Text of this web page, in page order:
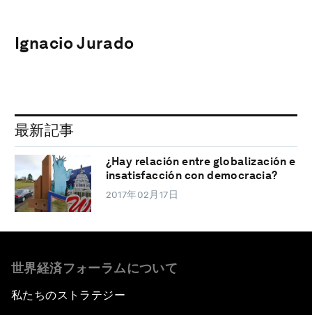
Ignacio Jurado
最新記事
¿Hay relación entre globalización e
insatisfacción con democracia?
2017年02月17日
世界経済フォーラムについて
私たちのストラテジー